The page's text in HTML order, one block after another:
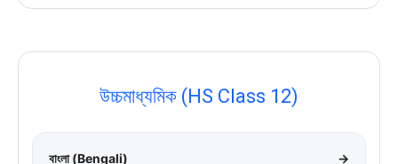
উচ্চমাধ্যমিক (HS Class 12)
বাংলা (Bengali) →